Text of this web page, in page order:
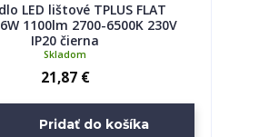
LED lištové TPLUS FLAT
1100lm 2700-6500K 230V
IP20 čierna
21,87 €
Skladom
Pridať do košíka